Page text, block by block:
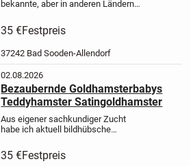
bekannte, aber in anderen Ländern
Zwerghamsterart ist etwas ganz
besonderes! Chinesische
Hamster, die sehr...
35 €Festpreis
37242 Bad Sooden-Allendorf
02.08.2026
Bezaubernde Goldhamsterbabys
Teddyhamster Satingoldhamster
Aus eigener sachkundiger Zucht
habe ich aktuell bildhübsche
Fellvarianten abzugeben: Standard,
Teddy und Satin. Die Hamsterbabys
35 €Festpreis